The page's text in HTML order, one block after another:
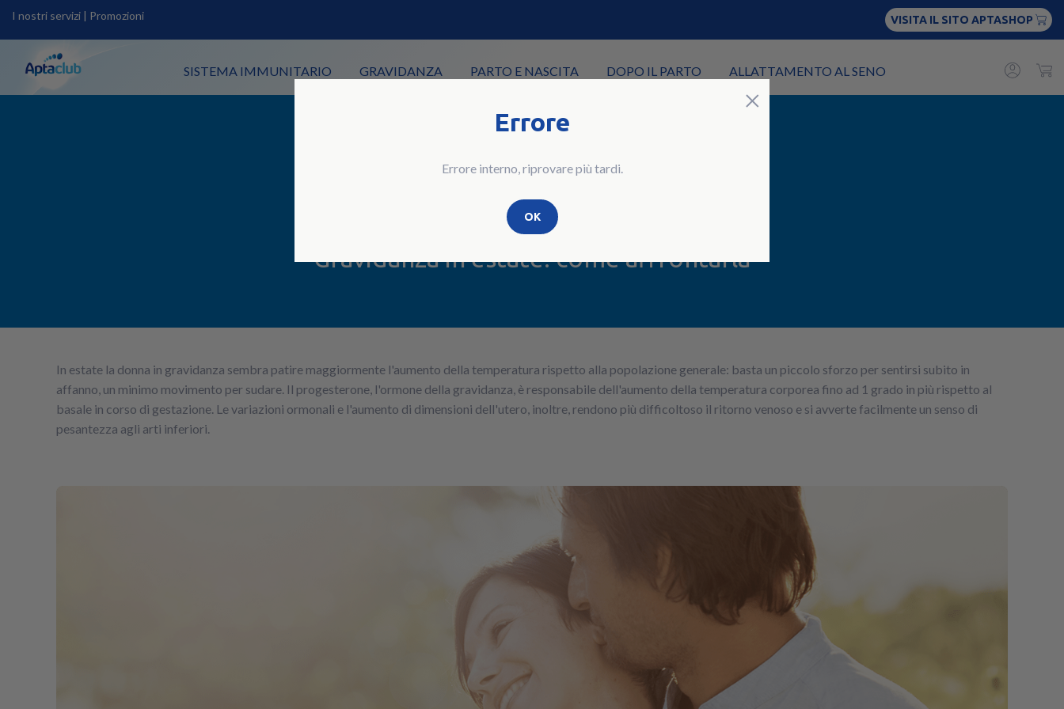
Gravidanza in estate
Gravidanza in estate: come affrontarla
In estate la donna in gravidanza sembra patire maggiormente l'aumento della temperatura rispetto alla popolazione generale: basta un piccolo sforzo per sentirsi subito in
affanno, un minimo movimento per sudare. Il progesterone, l'ormone della gravidanza, è responsabile dell'aumento della temperatura corporea fino ad 1 grado in più rispetto al
basale in corso di gestazione. Le variazioni ormonali e l'aumento di dimensioni dell'utero, inoltre, rendono più difficoltoso il ritorno venoso e si avverte facilmente un senso di
pesantezza agli arti inferiori.
× Chiudi
Errore
Errore interno, riprovare più tardi.
OK
I nostri servizi | Promozioni VISITA IL SITO APTASHOP
SISTEMA IMMUNITARIO GRAVIDANZA PARTO E NASCITA DOPO IL PARTO ALLATTAMENTO AL SENO